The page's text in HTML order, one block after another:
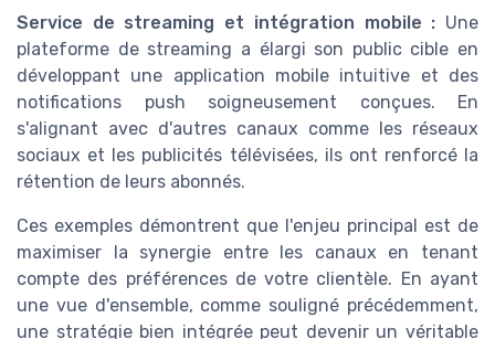
Service de streaming et intégration mobile : Une
plateforme de streaming a élargi son public cible en
développant une application mobile intuitive et des
notifications push soigneusement conçues. En
s'alignant avec d'autres canaux comme les réseaux
sociaux et les publicités télévisées, ils ont renforcé la
rétention de leurs abonnés.
Ces exemples démontrent que l'enjeu principal est de
maximiser la synergie entre les canaux en tenant
compte des préférences de votre clientèle. En ayant
une vue d'ensemble, comme souligné précédemment,
une stratégie bien intégrée peut devenir un véritable